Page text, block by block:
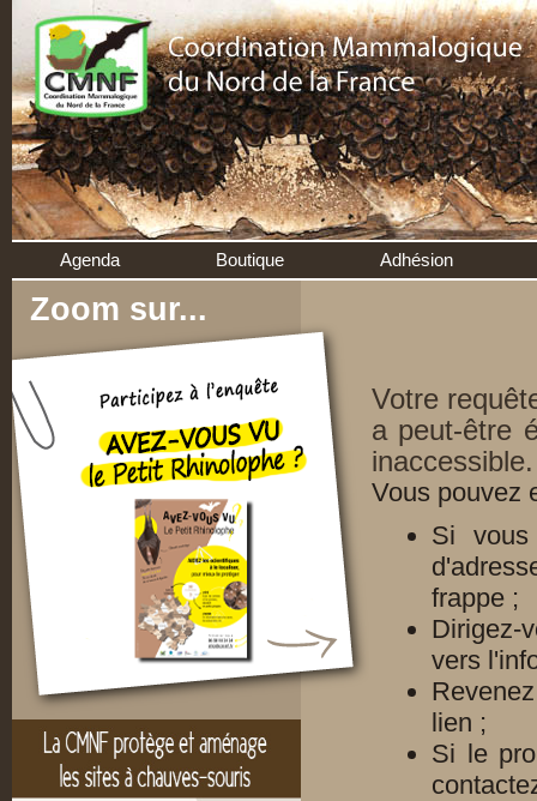
Agenda Boutique Adhésion
Zoom sur...
Votre
a peut-être
inaccessible.
Vous pouvez
Si
frappe ;
Dirigez-
vers
lien ;
Si le